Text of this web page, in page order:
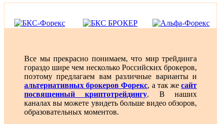
Все мы прекрасно понимаем, что мир трейдинга
гораздо шире чем несколько Российских брокеров,
поэтому предлагаем вам различные варианты и
альтернативных брокеров Форекс, а так жесайт
посвященный криптотрейдингу. В наших
каналах вы можете увидеть больше видео обзоров,
образовательных моментов.